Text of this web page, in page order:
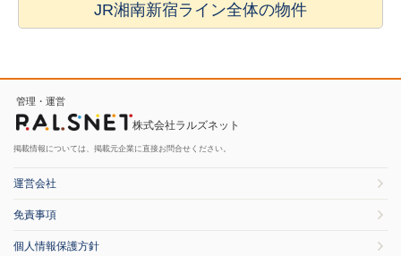
JR湘南新宿ライン全体の物件
管理・運営
株式会社ラルズネット
掲載情報については、掲載元企業に直接お問合せください。
運営会社
免責事項
個人情報保護方針